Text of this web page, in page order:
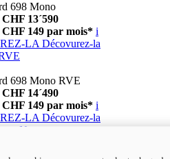
698 Mono
13´590
149 par mois* i
LA Décovurez-la
698 Mono RVE
14´490
149 par mois* i
LA Décovurez-la
Nera
698 Mono Nera